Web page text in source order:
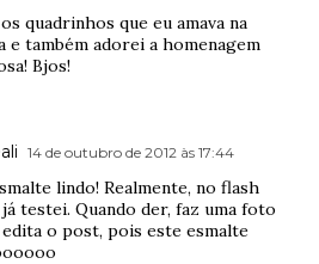
quadrinhos que eu amava na
e também adorei a homenagem
Bjos!
14 de outubro de 2012 às 17:44
lindo! Realmente, no flash
testei. Quando der, faz uma foto
o post, pois este esmalte